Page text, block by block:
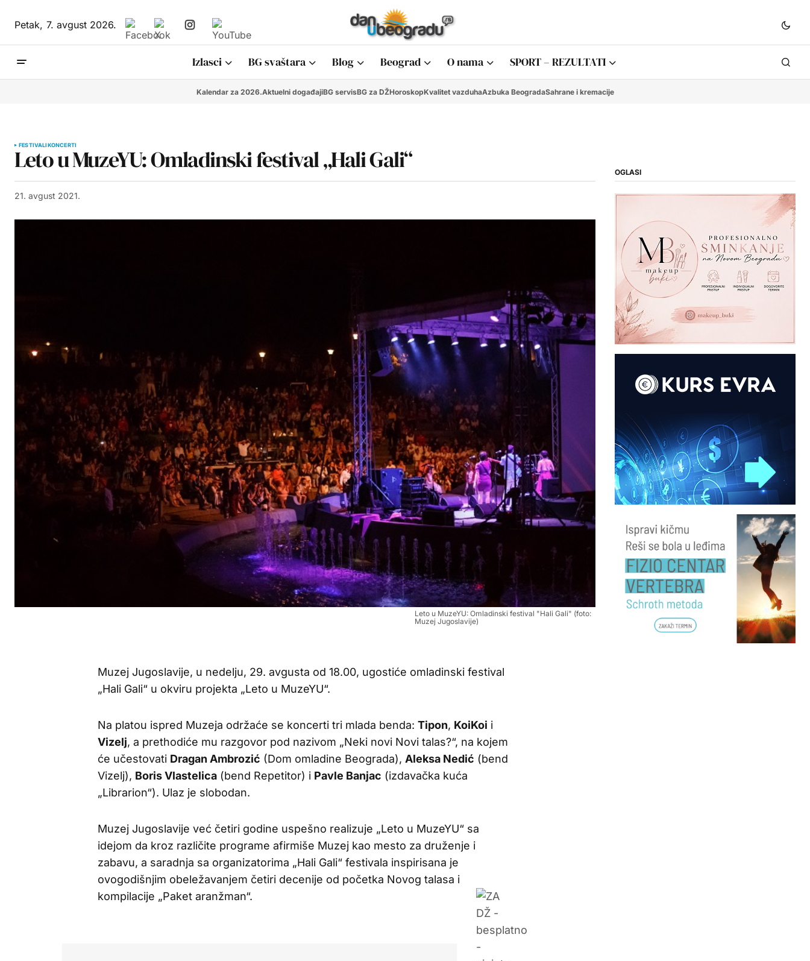
Petak,7. avgust 2026.
Izlasci BG svaštara Blog Beograd O nama SPORT – REZULTATI
Kalendar za 2026.Aktuelni događajiBG servisBG za DŽHoroskopKvalitet vazduhaAzbuka BeogradaSahrane i kremacije
FESTIVALIKONCERTI
Leto u MuzeYU: Omladinski festival „Hali Gali“
21. avgust 2021.
Leto u MuzeYU: Omladinski festival "Hali Gali" (foto:
Muzej Jugoslavije)
Muzej Jugoslavije, u nedelju, 29. avgusta od 18.00, ugostiće omladinski festival
„Hali Gali“ u okviru projekta „Leto u MuzeYU“.
Na platou ispred Muzeja održaće se koncerti tri mlada benda: Tipon, KoiKoi i
Vizelj, a prethodiće mu razgovor pod nazivom „Neki novi Novi talas?“, na kojem
će učestovati Dragan Ambrozić (Dom omladine Beograda), Aleksa Nedić (bend
Vizelj), Boris Vlastelica (bend Repetitor) i Pavle Banjac (izdavačka kuća
„Librarion“). Ulaz je slobodan.
Muzej Jugoslavije već četiri godine uspešno realizuje „Leto u MuzeYU“ sa
idejom da kroz različite programe afirmiše Muzej kao mesto za druženje i
zabavu, a saradnja sa organizatorima „Hali Gali“ festivala inspirisana je
ovogodišnjim obeležavanjem četiri decenije od početka Novog talasa i
kompilacije „Paket aranžman“.
OGLASI